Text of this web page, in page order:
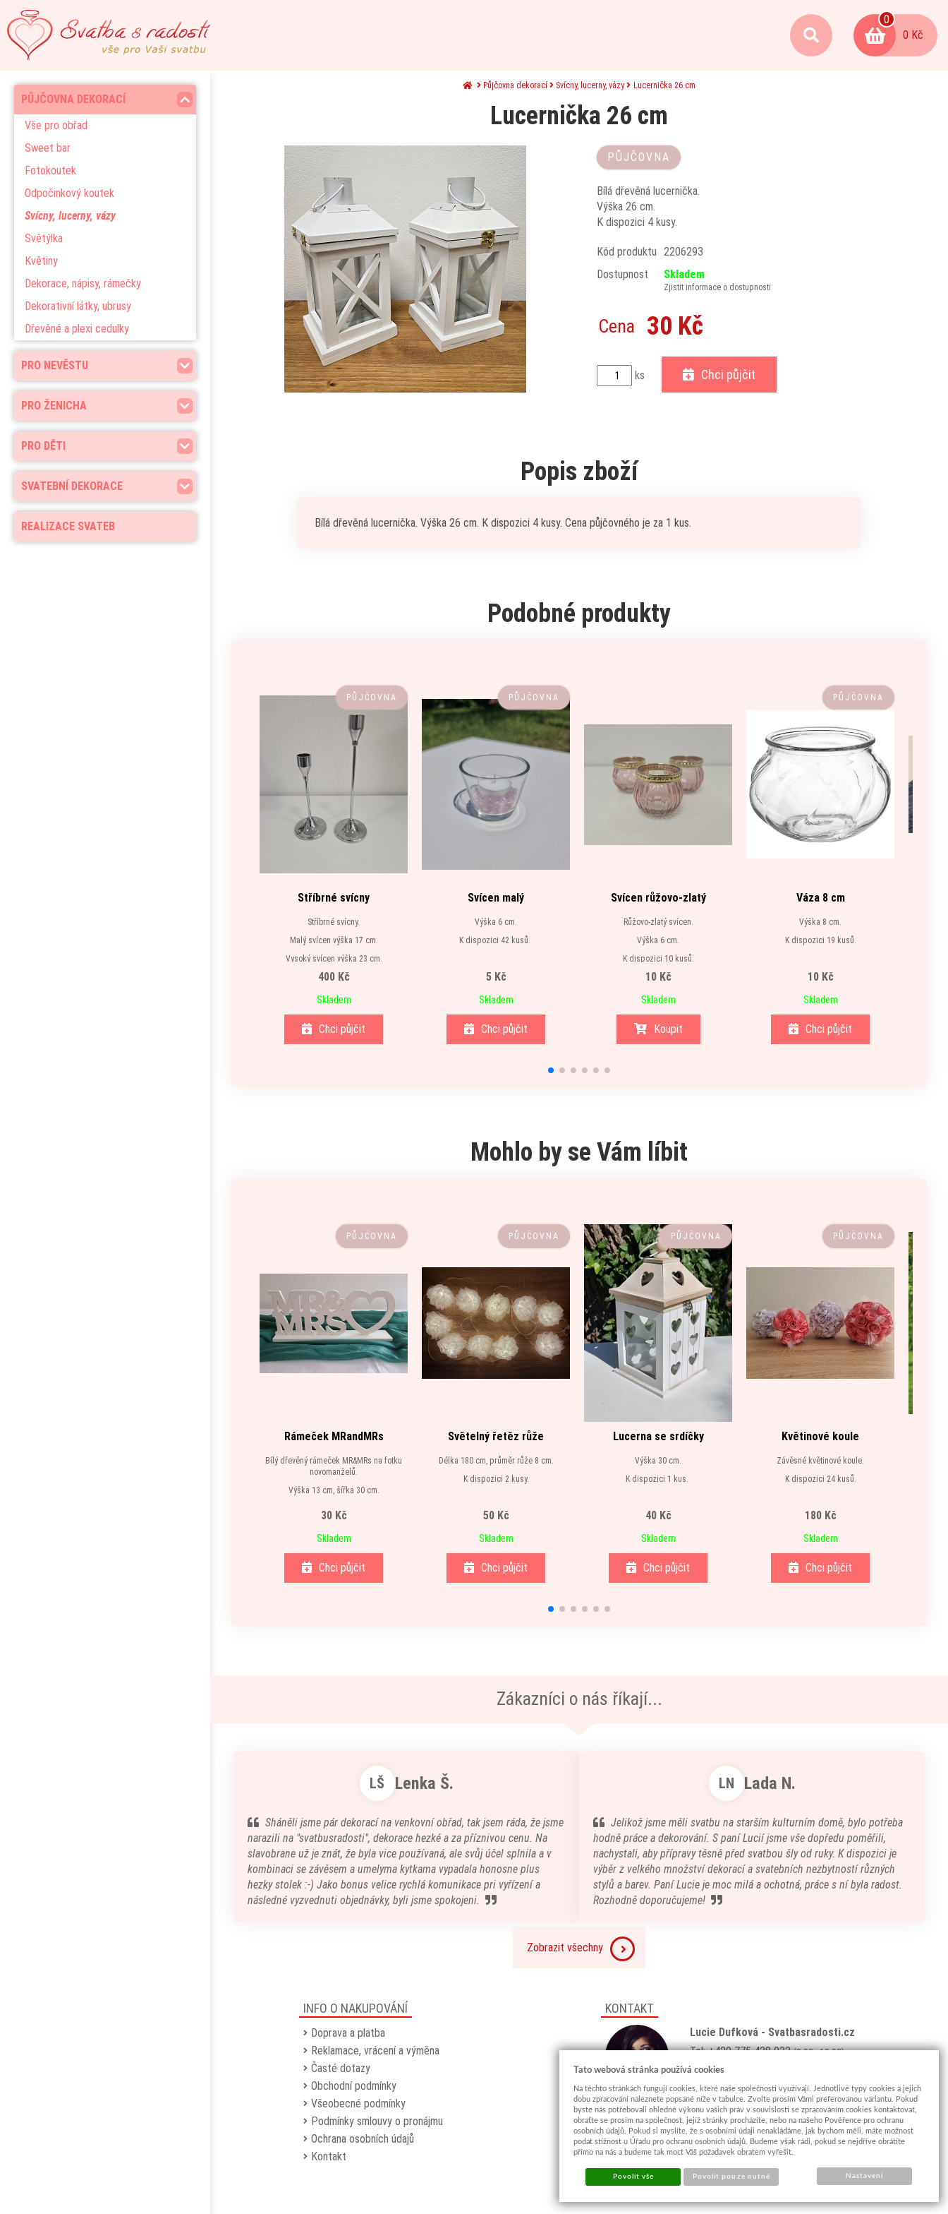
0
0 Kč
PŮJČOVNA DEKORACÍ
Vše pro obřad
Sweet bar
Fotokoutek
Odpočinkový koutek
Svícny, lucerny, vázy
Světýlka
Květiny
Dekorace, nápisy, rámečky
Dekorativní látky, ubrusy
Dřevěné a plexi cedulky
PRO NEVĚSTU
PRO ŽENICHA
PRO DĚTI
SVATEBNÍ DEKORACE
REALIZACE SVATEB
Půjčovna dekorací Svícny, lucerny, vázy Lucernička 26 cm
Lucernička 26 cm
PŮJČOVNA
Bílá dřevěná lucernička.
Výška 26 cm.
K dispozici 4 kusy.
Kód produktu 2206293
Dostupnost
Skladem
Zjistit informace o dostupnosti
Cena 30 Kč
ks Chci půjčit
Popis zboží
Bílá dřevěná lucernička. Výška 26 cm. K dispozici 4 kusy. Cena půjčovného je za 1 kus.
Podobné produkty
PŮJČOVNA
Stříbrné svícny
Stříbrné svícny.
Malý svícen výška 17 cm.
Vysoký svícen výška 23 cm.
K dispozici 34 kusů
400 Kč
Skladem
Chci půjčit
PŮJČOVNA
Svícen malý
Výška 6 cm.
K dispozici 42 kusů.
5 Kč
Skladem
Chci půjčit
Svícen růžovo-zlatý
Růžovo-zlatý svícen.
Výška 6 cm.
K dispozici 10 kusů.
10 Kč
Skladem
Koupit
PŮJČOVNA
Váza 8 cm
Výška 8 cm.
K dispozici 19 kusů.
10 Kč
Skladem
Chci půjčit
Mohlo by se Vám líbit
PŮJČOVNA
Rámeček MRandMRs
Bílý dřevěný rámeček MR&MRs na fotku
novomanželů.
Výška 13 cm, šířka 30 cm.
K dispozici 1 kus.
30 Kč
Skladem
Chci půjčit
PŮJČOVNA
Světelný řetěz růže
Délka 180 cm, průměr růže 8 cm.
K dispozici 2 kusy.
50 Kč
Skladem
Chci půjčit
PŮJČOVNA
Lucerna se srdíčky
Výška 30 cm.
K dispozici 1 kus.
40 Kč
Skladem
Chci půjčit
PŮJČOVNA
Květinové koule
Závěsné květinové koule.
K dispozici 24 kusů.
180 Kč
Skladem
Chci půjčit
Zákazníci o nás říkají...
LŠ Lenka Š.
Sháněli jsme pár dekorací na venkovní obřad, tak jsem ráda, že jsme
narazili na "svatbusradosti", dekorace hezké a za příznivou cenu. Na
slavobrane už je znát, že byla vice používaná, ale svůj účel splnila a v
kombinaci se závěsem a umelyma kytkama vypadala honosne plus
hezky stolek :-) Jako bonus velice rychlá komunikace pri vyřízení a
následné vyzvednuti objednávky, byli jsme spokojeni.
LN Lada N.
Jelikož jsme měli svatbu na starším kulturním domě, bylo potřeba
hodně práce a dekorování. S paní Lucií jsme vše dopředu poměřili,
nachystali, aby přípravy těsně před svatbou šly od ruky. K dispozici je
výběr z velkého množství dekorací a svatebních nezbytností různých
stylů a barev. Paní Lucie je moc milá a ochotná, práce s ní byla radost.
Rozhodně doporučujeme!
Zobrazit všechny
INFO O NAKUPOVÁNÍ
Doprava a platba
Reklamace, vrácení a výměna
Časté dotazy
Obchodní podmínky
Všeobecné podmínky
Podmínky smlouvy o pronájmu
Ochrana osobních údajů
Kontakt
KONTAKT
Lucie Dufková - Svatbasradosti.cz
Tel: +420 775 438 933(8:00 - 18:00)
Email:info@svatbasradosti.cz
Showroom
Jungmannova 627, Kyjov 69701
Po-Pá: po domluvě (více info)
Tato webová stránka používá cookies
Na těchto stránkách fungují cookies, které naše společnosti využívají. Jednotlivé typy cookies a jejich
dobu zpracování naleznete popsané níže v tabulce. Zvolte prosím Vámi preferovanou variantu. Pokud
byste nás potřebovali ohledně výkonu vašich práv v souvislosti se zpracováním cookies kontaktovat,
obraťte se prosím na společnost, jejíž stránky procházíte, nebo na našeho Pověřence pro ochranu
osobních údajů. Pokud si myslíte, že s osobními údaji nenakládáme, jak bychom měli, máte možnost
podat stížnost u Úřadu pro ochranu osobních údajů. Budeme však rádi, pokud se nejdříve obrátíte
přímo na nás a budeme tak moct Váš požadavek obratem vyřešit.
Povolit vše Povolit pouze nutné Nastavení